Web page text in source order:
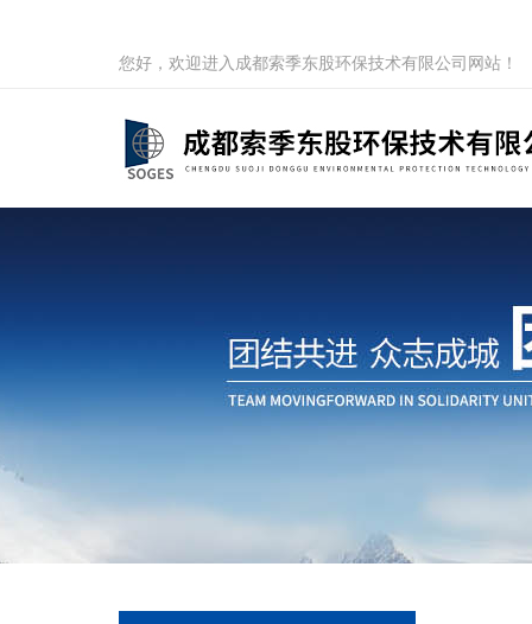
您好，欢迎进入成都索季东股环保技术有限公司网站！